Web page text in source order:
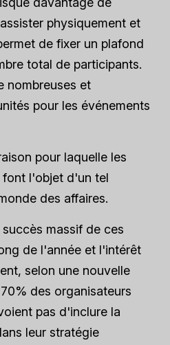
physiquement et
de fixer un plafond
total de participants.
nombreuses et
pour les événements
pour laquelle les
font l'objet d'un tel
des affaires.
massif de ces
de l'année et l'intérêt
selon une nouvelle
des organisateurs
pas d'inclure la
leur stratégie